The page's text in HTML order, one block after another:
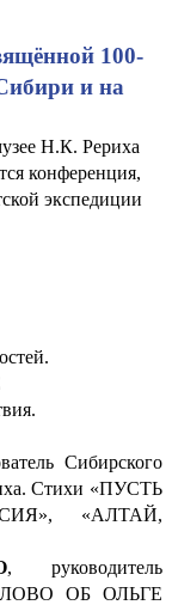
100-
и на
Н.К. Рериха
конференция,
экспедиции
Сибирского
Стихи «ПУСТЬ
«АЛТАЙ,
, руководитель
СЛОВО ОБ ОЛЬГЕ